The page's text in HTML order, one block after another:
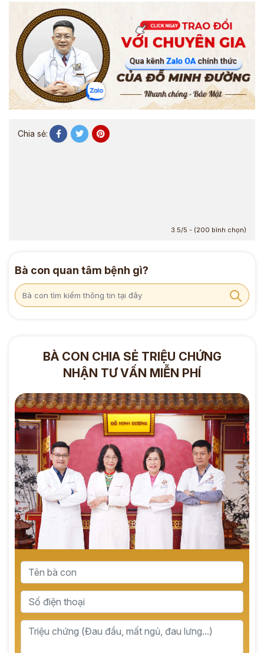
Chia sẻ:
3.5/5 - (200 bình chọn)
Bà con quan tâm bệnh gì?
BÀ CON CHIA SẺ TRIỆU CHỨNG
NHẬN TƯ VẤN MIỄN PHÍ